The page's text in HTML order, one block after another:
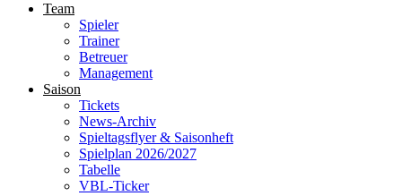
Team
Spieler
Trainer
Betreuer
Management
Saison
Tickets
News-Archiv
Spieltagsflyer & Saisonheft
Spielplan 2026/2027
Tabelle
VBL-Ticker